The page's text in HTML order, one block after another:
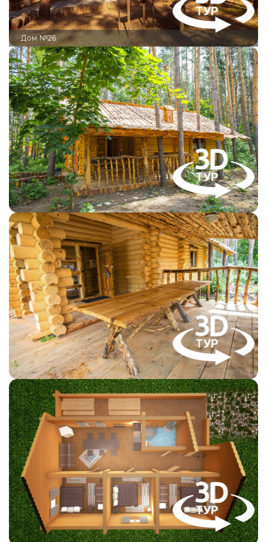
Дом №26